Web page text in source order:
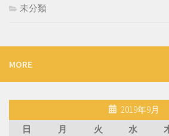
未分類
MORE
2019年9月
日
月 火 水